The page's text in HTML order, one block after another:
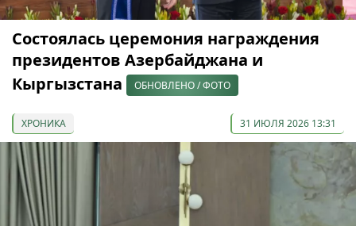
Состоялась церемония награждения
президентов Азербайджана и
Кыргызстана
ОБНОВЛЕНО / ФОТО
ХРОНИКА 31 ИЮЛЯ 2026 13:31